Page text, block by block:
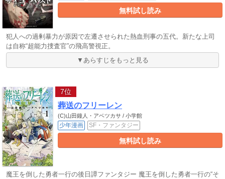
無料試し読み
犯人への過剰暴力が原因で左遷させられた熱血刑事の五代。新たな上司
は自称“超能力捜査官”の飛高警視正。
▼あらすじをもっと見る
7位
葬送のフリーレン
(C)山田鐘人・アベツカサ / 小学館
少年漫画 SF・ファンタジー
無料試し読み
魔王を倒した勇者一行の後日譚ファンタジー 魔王を倒した勇者一行の“そ